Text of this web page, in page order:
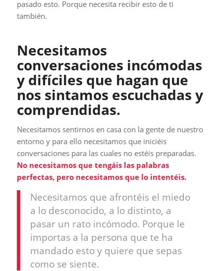
pasado esto. Porque necesita recibir esto de ti
también.
Necesitamos
conversaciones incómodas
y difíciles que hagan que
nos sintamos escuchadas y
comprendidas.
Necesitamos sentirnos en casa con la gente de nuestro
entorno y para ello necesitamos que iniciéis
conversaciones para las cuales no estéis preparadas.
No necesitamos que tengáis las palabras
perfectas, pero necesitamos que lo intentéis.
Necesitamos que afrontéis el miedo
a lo desconocido, a lo distinto, a
pasar un rato incómodo. Porque le
importas a la persona que te ha
mandado esto y quiere que sepas
como se siente.